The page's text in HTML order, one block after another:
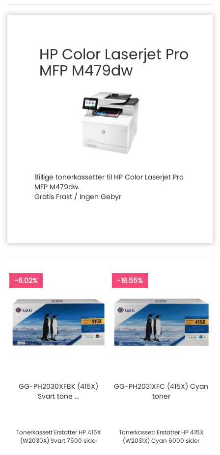
HP Color Laserjet Pro
MFP M479dw
Billige tonerkassetter til HP Color Laserjet Pro
MFP M479dw.
Gratis Frakt / Ingen Gebyr
-6.02%
GG-PH2030XFBK (415X)
Svart tone ...
Tonerkassett Erstatter HP 415X
(W2030X) Svart 7500 sider
-18.55%
GG-PH2031XFC (415X) Cyan
toner
Tonerkassett Erstatter HP 415X
(W2031X) Cyan 6000 sider